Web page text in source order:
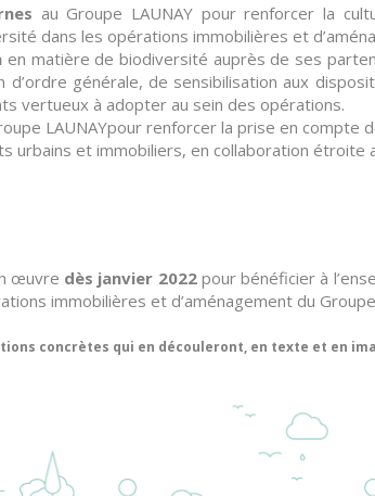
au Groupe LAUNAY pour renforcer la
dans les opérations immobilières et
en matière de biodiversité auprès de ses
générale, de sensibilisation aux
vertueux à adopter au sein des opérations.
LAUNAYpour renforcer la prise en compte
urbains et immobiliers, en collaboration étroite
œuvre dès janvier 2022pour bénéficier à
immobilières et d’aménagement du Groupe
concrètes qui en découleront, en texte et en